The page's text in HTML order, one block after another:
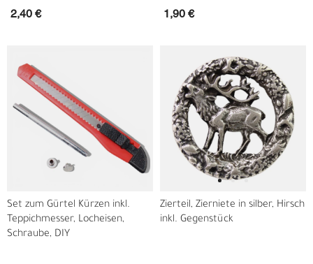
2,40 € 1,90 €
Set zum Gürtel Kürzen inkl.
Teppichmesser, Locheisen,
Schraube, DIY
Zierteil, Zierniete in silber, Hirsch
inkl. Gegenstück